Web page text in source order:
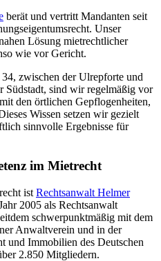
berät und vertritt Mandanten seit
Unser
Lösung mietrechtlicher
wie vor Gericht.
zwischen der Ulrepforte und
sind wir regelmäßig vor
den örtlichen Gepflogenheiten,
Wissen setzen wir gezielt
sinnvolle Ergebnisse für
im Mietrecht
ist Rechtsanwalt Helmer
2005 als Rechtsanwalt
schwerpunktmäßig mit dem
Anwaltverein und in der
und Immobilien des Deutschen
2.850 Mitgliedern.